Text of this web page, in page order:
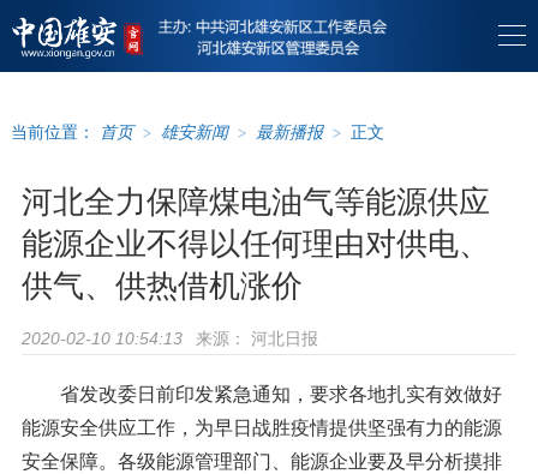
当前位置： 首页 > 雄安新闻 > 最新播报 > 正文
河北全力保障煤电油气等能源供应
能源企业不得以任何理由对供电、
供气、供热借机涨价
2020-02-10 10:54:13 来源： 河北日报
省发改委日前印发紧急通知，要求各地扎实有效做好
能源安全供应工作，为早日战胜疫情提供坚强有力的能源
安全保障。各级能源管理部门、能源企业要及早分析摸排